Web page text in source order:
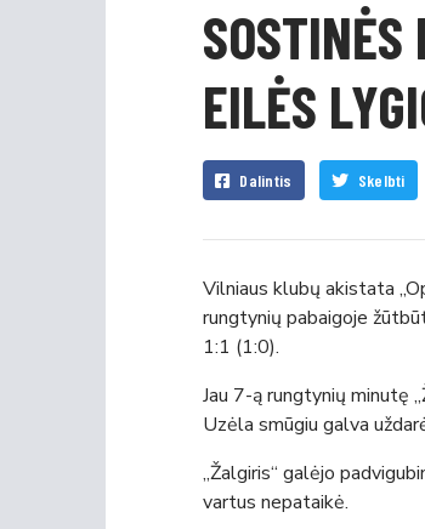
SOSTINĖS
EILĖS
Dalintis Skelbti
Vilniaus klubų akistata
rungtynių pabaigoje
1:1 (1:0).
Jau 7-ą rungtynių minutę
Uzėla smūgiu galva
„Žalgiris“ galėjo
vartus nepataikė.